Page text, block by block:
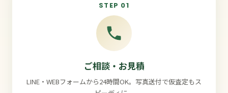
STEP 01
ご相談・お見積
LINE・WEBフォームから24時間OK。写真送付で仮査定もス